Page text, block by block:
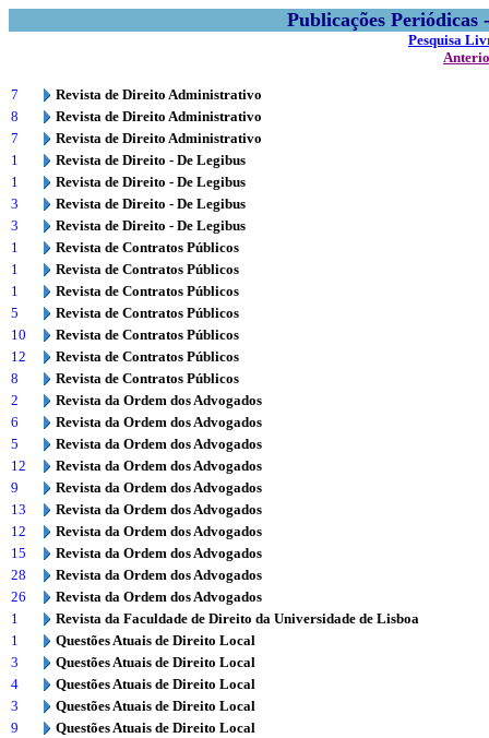
Publicações
Pesquisa
7
Revista de Direito Administrativo
8
Revista de Direito Administrativo
7
Revista de Direito Administrativo
1
Revista de Direito - De Legibus
1
Revista de Direito - De Legibus
3
Revista de Direito - De Legibus
3
Revista de Direito - De Legibus
1
Revista de Contratos Públicos
1
Revista de Contratos Públicos
1
Revista de Contratos Públicos
5
Revista de Contratos Públicos
10
Revista de Contratos Públicos
12
Revista de Contratos Públicos
8
Revista de Contratos Públicos
2
Revista da Ordem dos Advogados
6
Revista da Ordem dos Advogados
5
Revista da Ordem dos Advogados
12
Revista da Ordem dos Advogados
9
Revista da Ordem dos Advogados
13
Revista da Ordem dos Advogados
12
Revista da Ordem dos Advogados
15
Revista da Ordem dos Advogados
28
Revista da Ordem dos Advogados
26
Revista da Ordem dos Advogados
1
Revista da Faculdade de Direito da Universidade de Lisboa
1
Questões Atuais de Direito Local
3
Questões Atuais de Direito Local
4
Questões Atuais de Direito Local
3
Questões Atuais de Direito Local
9
Questões Atuais de Direito Local